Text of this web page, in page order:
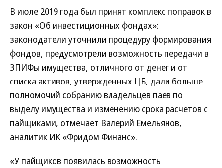
В июле 2019 года был принят комплекс поправок в
закон «Об инвестиционных фондах»:
законодатели уточнили процедуру формирования
фондов, предусмотрели возможность передачи в
ЗПИФы имущества, отличного от денег и от
списка активов, утвержденных ЦБ, дали больше
полномочий собранию владельцев паев по
выделу имущества и изменению срока расчетов с
пайщиками, отмечает Валерий Емельянов,
аналитик ИК «Фридом Финанс».
«У пайщиков появилась возможность